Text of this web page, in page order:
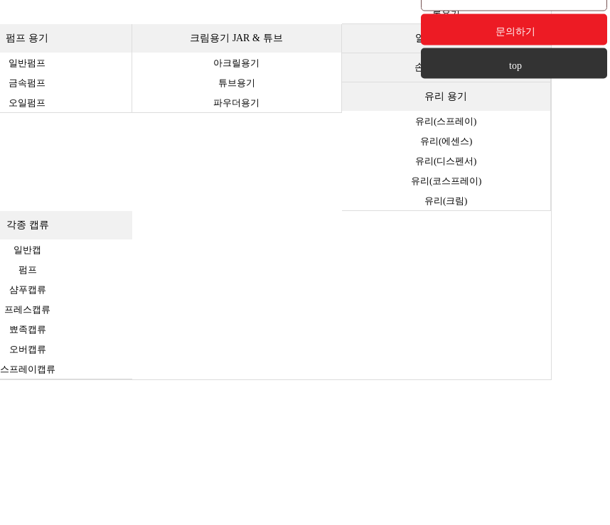
문의하기
top
롤용기
펌프 용기
일반펌프
금속펌프
오일펌프
크림용기 JAR & 튜브
아크릴용기
튜브용기
파우더용기
알루미늄 용기
손소독제 용기
유리 용기
유리(스프레이)
유리(에센스)
유리(디스펜서)
유리(코스프레이)
유리(크림)
각종 캡류
일반캡
펌프
샴푸캡류
프레스캡류
뾰족캡류
오버캡류
스프레이캡류